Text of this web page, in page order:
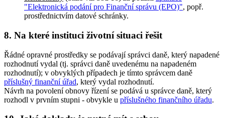
"Elektronická podání pro Finanční správu (EPO)", popř.
prostřednictvím datové schránky.
8. Na které instituci životní situaci řešit
Řádné opravné prostředky se podávají správci daně, který napadené
rozhodnutí vydal (tj. správci daně uvedenému na napadeném
rozhodnutí); v obvyklých případech je tímto správcem daně
příslušný finanční úřad, který vydal rozhodnutí.
Návrh na povolení obnovy řízení se podává u správce daně, který
rozhodl v prvním stupni - obvykle u příslušného finančního úřadu.